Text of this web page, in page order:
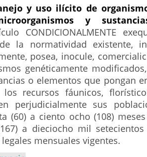
y uso ilícito de
y
CONDICIONALMENTE
la normatividad existente,
posea, inocule,
genéticamente
o elementos que pongan
recursos fáunicos,
perjudicialmente sus
(60) a ciento ocho (108)
a dieciocho mil setecientos
mensuales vigentes.